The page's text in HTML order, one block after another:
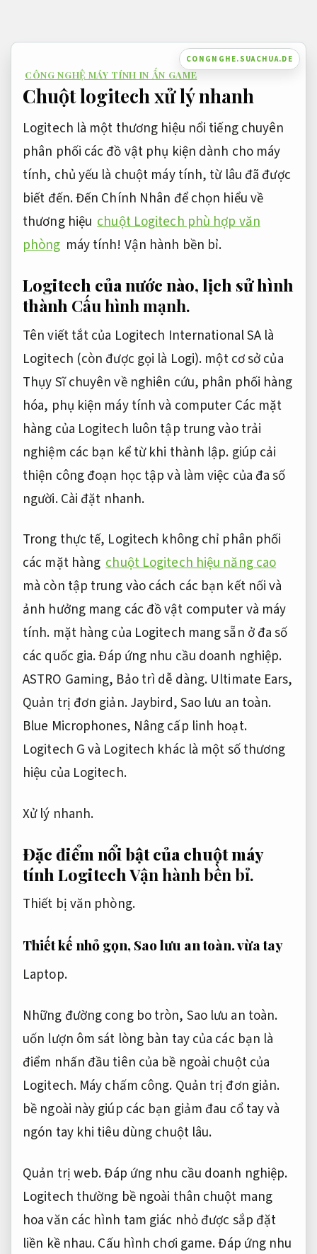
dung
CONGNGHE.SUACHUA.DE
CÔNG NGHỆ MÁY TÍNH IN ẤN GAME
Chuột logitech xử lý nhanh
Logitech là một thương hiệu nổi tiếng chuyên
phân phối các đồ vật phụ kiện dành cho máy
tính, chủ yếu là chuột máy tính, từ lâu đã được
biết đến. Đến Chính Nhân để chọn hiểu về
thương hiệu chuột Logitech phù hợp văn
phòng máy tính! Vận hành bền bỉ.
Logitech của nước nào, lịch sử hình
thành Cấu hình mạnh.
Tên viết tắt của Logitech International SA là
Logitech (còn được gọi là Logi). một cơ sở của
Thụy Sĩ chuyên về nghiên cứu, phân phối hàng
hóa, phụ kiện máy tính và computer Các mặt
hàng của Logitech luôn tập trung vào trải
nghiệm các bạn kể từ khi thành lập. giúp cải
thiện công đoạn học tập và làm việc của đa số
người.Cài đặt nhanh.
Trong thực tế, Logitech không chỉ phân phối
các mặt hàng chuột Logitech hiệu năng cao
mà còn tập trung vào cách các bạn kết nối và
ảnh hưởng mang các đồ vật computer và máy
tính. mặt hàng của Logitech mang sẵn ở đa số
các quốc gia.Đáp ứng nhu cầu doanh nghiệp.
ASTRO Gaming, Bảo trì dễ dàng. Ultimate Ears,
Quản trị đơn giản.Jaybird,Sao lưu an toàn.
Blue Microphones, Nâng cấp linh hoạt.
Logitech G và Logitech khác là một số thương
hiệu của Logitech.
Xử lý nhanh.
Đặc điểm nổi bật của chuột máy
tính LogitechVận hành bền bỉ.
Thiết bị văn phòng.
Thiết kế nhỏ gọn,Sao lưu an toàn.vừa tay
Laptop.
Những đường cong bo tròn, Sao lưu an toàn.
uốn lượn ôm sát lòng bàn tay của các bạn là
điểm nhấn đầu tiên của bề ngoài chuột của
Logitech. Máy chấm công. Quản trị đơn giản.
bề ngoài này giúp các bạn giảm đau cổ tay và
ngón tay khi tiêu dùng chuột lâu.
Quản trị web.Đáp ứng nhu cầu doanh nghiệp.
Logitech thường bề ngoài thân chuột mang
hoa văn các hình tam giác nhỏ được sắp đặt
liền kề nhau.Cấu hình chơi game.Đáp ứng nhu